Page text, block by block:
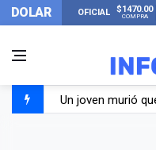
DOLAR OFICIAL $1470.00
COMPRA
Un joven murió